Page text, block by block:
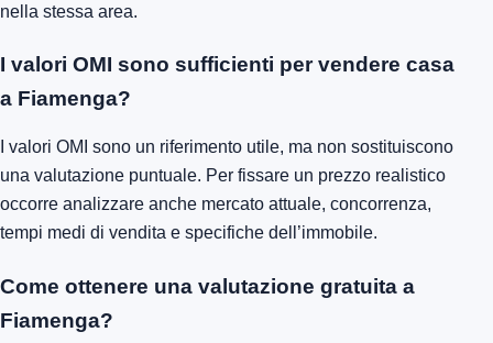
nella stessa area.
I valori OMI sono sufficienti per vendere casa
a Fiamenga?
I valori OMI sono un riferimento utile, ma non sostituiscono
una valutazione puntuale. Per fissare un prezzo realistico
occorre analizzare anche mercato attuale, concorrenza,
tempi medi di vendita e specifiche dell’immobile.
Come ottenere una valutazione gratuita a
Fiamenga?